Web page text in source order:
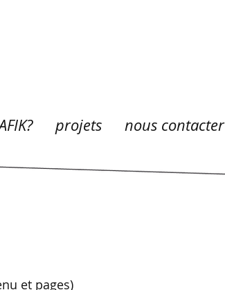
projets nous contacter
et pages)